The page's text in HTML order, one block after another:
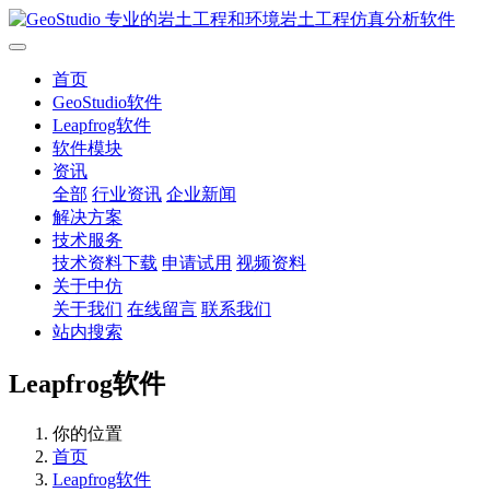
首页
GeoStudio软件
Leapfrog软件
软件模块
资讯
全部 行业资讯 企业新闻
解决方案
技术服务
技术资料下载 申请试用 视频资料
关于中仿
关于我们 在线留言 联系我们
站内搜索
Leapfrog软件
你的位置
首页
Leapfrog软件